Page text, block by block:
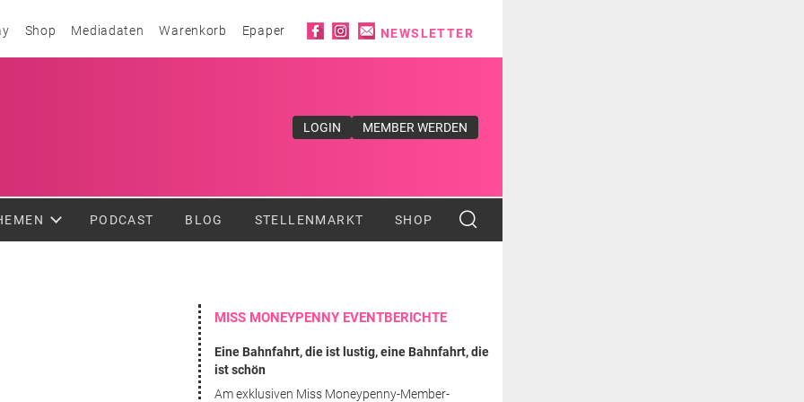
Shop Mediadaten Warenkorb Epaper Social iconsNEWSLETTER
LOGIN MEMBER WERDEN
PODCAST BLOG STELLENMARKT SHOP
MISS MONEYPENNY EVENTBERICHTE
Eine Bahnfahrt, die ist lustig, eine Bahnfahrt, die
ist schön
Am exklusiven Miss Moneypenny-Member-